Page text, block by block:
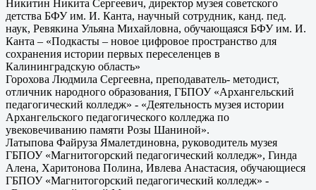
Никитин Никита Сергеевич, директор музея советского
детства БФУ им. И. Канта, научный сотрудник, канд. пед.
наук, Ревякина Ульяна Михайловна, обучающаяся БФУ им. И.
Канта – «Подкасты – новое цифровое пространство для
сохранения истории первых переселенцев в
Калининградскую область»
Горохова Людмила Сергеевна, преподаватель- методист,
отличник народного образования, ГБПОУ «Архангельский
педагогический колледж» - «Деятельность музея истории
Архангельского педагогического колледжа по
увековечиванию памяти Розы Шаниной».
Латыпова Файруза Ямалетдиновна, руководитель музея
ГБПОУ «Магнитогорский педагогический колледж», Гинда
Алена, Харитонова Полина, Ивлева Анастасия, обучающиеся
ГБПОУ «Магнитогорский педагогический колледж» -